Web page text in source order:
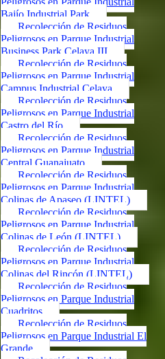
Bajío Industrial Park
Recolección de Residuos
Peligrosos en Parque Industrial
Business Park Celaya III
Recolección de Residuos
Peligrosos en Parque Industrial
Campus Industrial Celaya
Recolección de Residuos
Peligrosos en Parque Industrial
Castro del Río
Recolección de Residuos
Peligrosos en Parque Industrial
Central Guanajuato
Recolección de Residuos
Peligrosos en Parque Industrial
Colinas de Apaseo (LINTEL)
Recolección de Residuos
Peligrosos en Parque Industrial
Colinas de León (LINTEL)
Recolección de Residuos
Peligrosos en Parque Industrial
Colinas del Rincón (LINTEL)
Recolección de Residuos
Peligrosos en Parque Industrial
Cuadritos
Recolección de Residuos
Peligrosos en Parque Industrial El
Grande